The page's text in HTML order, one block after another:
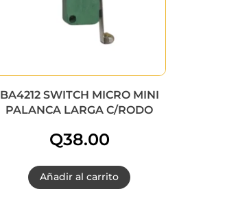
BA4212 SWITCH MICRO MINI
PALANCA LARGA C/RODO
Q38.00
Añadir al carrito